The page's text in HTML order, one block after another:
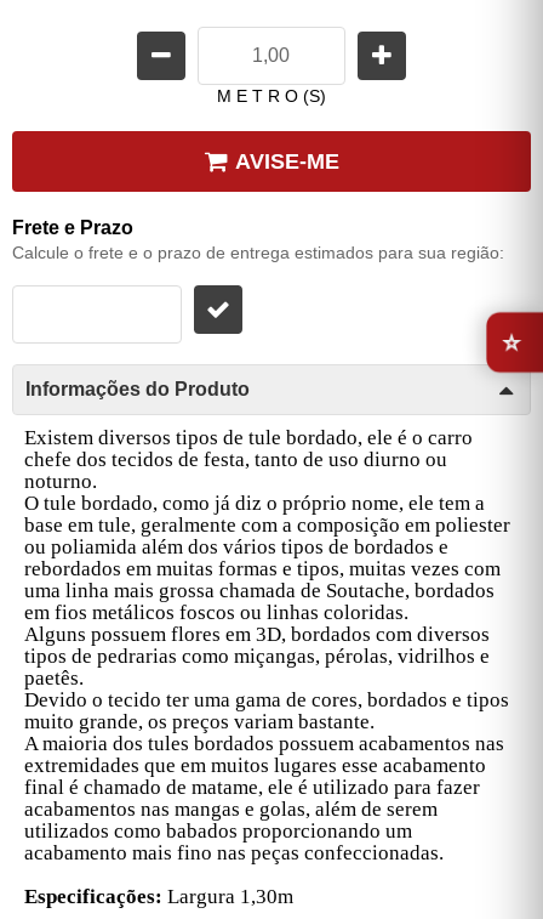
M E T R O (S)
AVISE-ME
Frete e Prazo
Calcule o frete e o prazo de entrega estimados para sua região:
Informações do Produto
Existem diversos tipos de tule bordado, ele é o carro
chefe dos tecidos de festa, tanto de uso diurno ou
noturno.
O tule bordado, como já diz o próprio nome, ele tem a
base em tule, geralmente com a composição em poliester
ou poliamida além dos vários tipos de bordados e
rebordados em muitas formas e tipos, muitas vezes com
uma linha mais grossa chamada de Soutache, bordados
em fios metálicos foscos ou linhas coloridas.
Alguns possuem flores em 3D, bordados com diversos
tipos de pedrarias como miçangas, pérolas, vidrilhos e
paetês.
Devido o tecido ter uma gama de cores, bordados e tipos
muito grande, os preços variam bastante.
A maioria dos tules bordados possuem acabamentos nas
extremidades que em muitos lugares esse acabamento
final é chamado de matame, ele é utilizado para fazer
acabamentos nas mangas e golas, além de serem
utilizados como babados proporcionando um
acabamento mais fino nas peças confeccionadas.
Especificações: Largura 1,30m
⭐